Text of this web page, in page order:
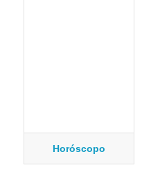
Horóscopo